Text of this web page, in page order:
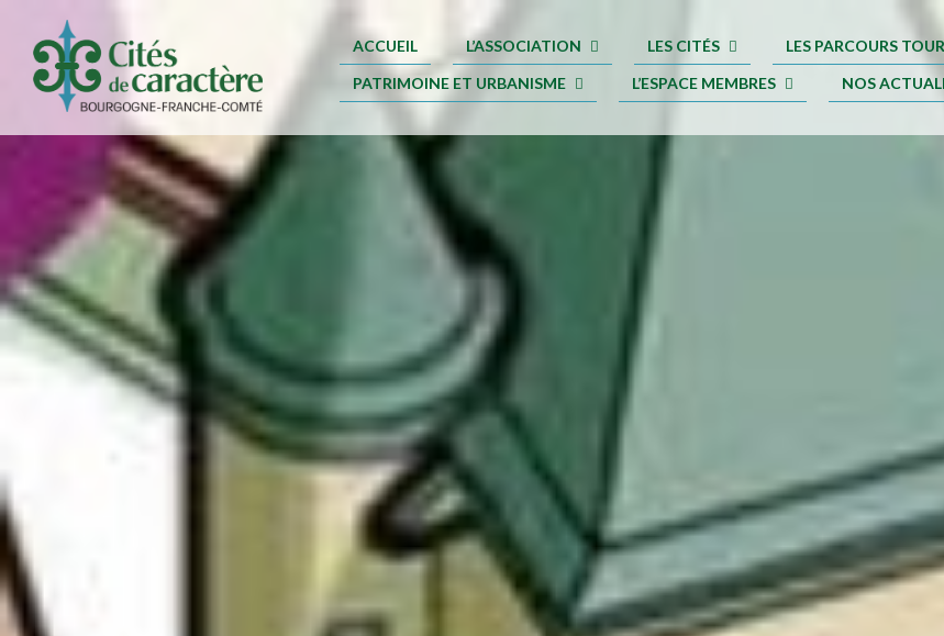
ACCUEIL L’ASSOCIATION LES CITÉS LES PARCOURS
PATRIMOINE ET URBANISME
L’ESPACE MEMBRES NOS